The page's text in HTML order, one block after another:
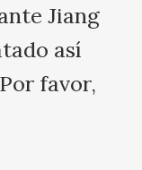
Jiang
así
favor,